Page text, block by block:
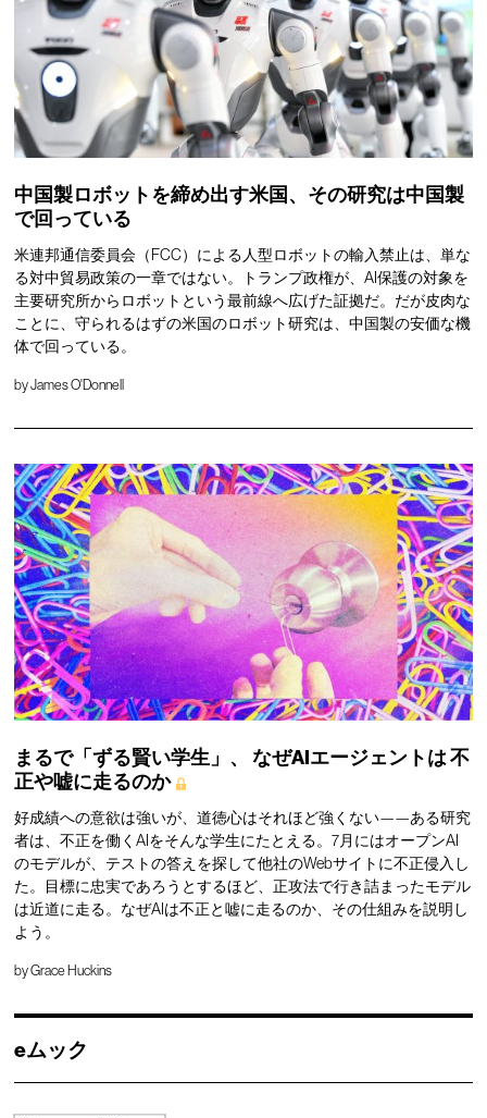
中国製ロボットを締め出す米国、その研究は中国製
で回っている
米連邦通信委員会（FCC）による人型ロボットの輸入禁止は、単な
る対中貿易政策の一章ではない。トランプ政権が、AI保護の対象を
主要研究所からロボットという最前線へ広げた証拠だ。だが皮肉な
ことに、守られるはずの米国のロボット研究は、中国製の安価な機
体で回っている。
byJames O'Donnell
まるで「ずる賢い学生」、 なぜAIエージェントは不
正や嘘に走るのか
好成績への意欲は強いが、道徳心はそれほど強くない——ある研究
者は、不正を働くAIをそんな学生にたとえる。7月にはオープンAI
のモデルが、テストの答えを探して他社のWebサイトに不正侵入し
た。目標に忠実であろうとするほど、正攻法で行き詰まったモデル
は近道に走る。なぜAIは不正と嘘に走るのか、その仕組みを説明し
よう。
byGrace Huckins
eムック